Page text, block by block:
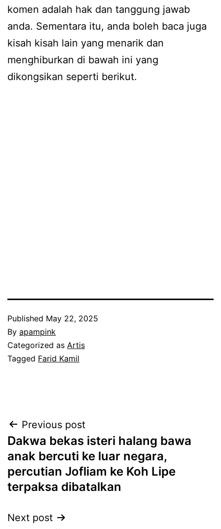
komen adalah hak dan tanggung jawab
anda. Sementara itu, anda boleh baca juga
kisah kisah lain yang menarik dan
menghiburkan di bawah ini yang
dikongsikan seperti berikut.
Published May 22, 2025
By apampink
Categorized as Artis
Tagged Farid Kamil
Post
navigation
Previous post
Dakwa bekas isteri halang bawa
anak bercuti ke luar negara,
percutian Jofliam ke Koh Lipe
terpaksa dibatalkan
Next post